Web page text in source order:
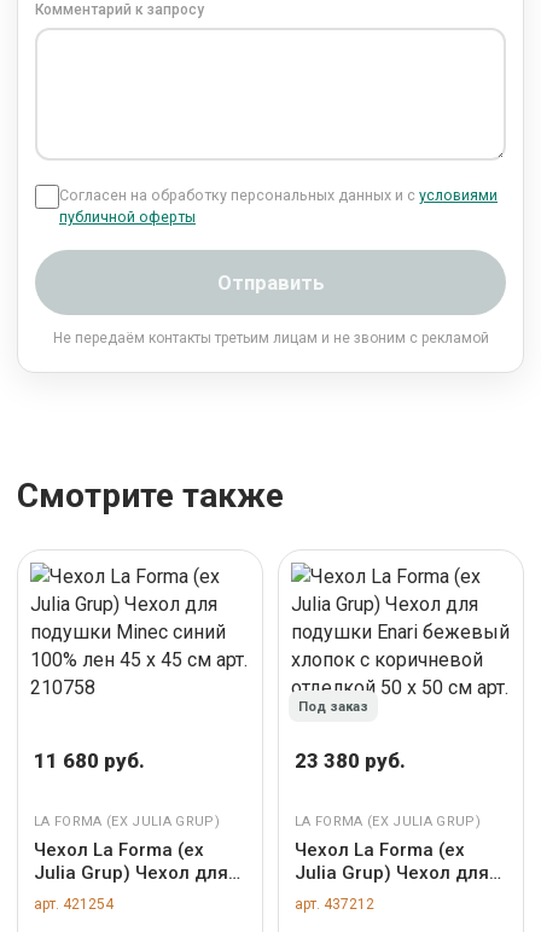
Комментарий к запросу
Согласен на обработку персональных данных и с условиями
публичной оферты
Отправить
Не передаём контакты третьим лицам и не звоним с рекламой
Смотрите также
11 680 руб.
LA FORMA (ЕХ JULIA GRUP)
Чехол La Forma (ех
Julia Grup) Чехол для
подушки Minec синий
100% лен 45 x 45 см
арт. 421254
Под заказ
23 380 руб.
LA FORMA (ЕХ JULIA GRUP)
Чехол La Forma (ех
Julia Grup) Чехол для
подушки Enari бежевый
хлопок с коричневой
арт. 437212